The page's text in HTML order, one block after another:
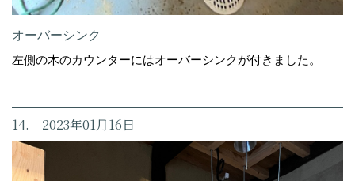
オーバーシンク
左側の木のカウンターにはオーバーシンクが付きました。
14. 2023年01月16日